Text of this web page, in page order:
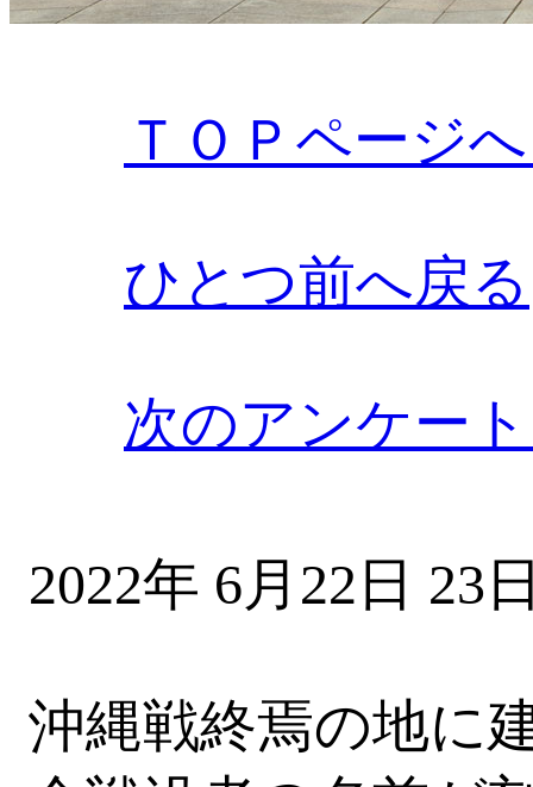
ＴＯＰページ
ひとつ前へ戻る
次のアンケー
2022年 6月22日 23
沖縄戦終焉の地に